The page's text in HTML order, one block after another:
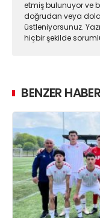
etmiş bulunuyor ve
doğrudan veya
üstleniyorsunuz.
hiçbir şekilde
BENZER